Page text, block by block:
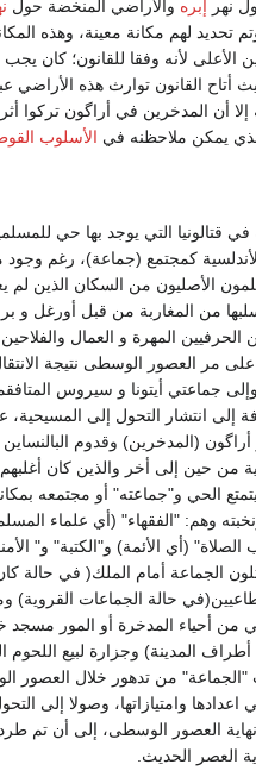
نهر إبره والأراضي المنخضة حول
تحديد لهم مكانة معينة، وهذه
لأنه وفقا للقانون؛ كان يجب
أتاح القانون توارث هذه الأراضي
أن المدخرين في أراگون تركوا
الذي يمكن ملاحظنه في الأسلوب
في قتالونيا التي يوجد بها حي
كمجتمع (جماعة)، رغم
الأصليون من السكان الذين لم
من المغاربة من قبل أورغل و
المهرة و العمال
على مر العصور الوسطى نتيجة
جماعتي أيتونا و سيروس
إلى انتشار التحول إلى
(المدخرين) وقدوم البالنساين
من حين إلى أخر والذين كان أغلبهم
الحي و"جماعته" أو مجتمعه
وهم: "الفقهاء" (أي علماء
(أي الأئمة) و"الكتبة" و"
الجماعة أمام الملك( في حالة
حالة الجماعات القروية)
من أحياء المدخرة أو المور مسجد
المدينة) وجزارة لبيع اللحوم
من تدهور خلال العصور
وامتيازاتها، وصولا إلى
العصور الوسطى، إلى أن تم
العصر الحديث.